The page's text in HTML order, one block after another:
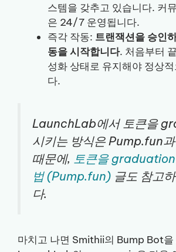
스템을 갖추고 있습니다. 커
은 24/7 운영됩니다.
즉각 작동: 트랜잭션을 승인
동을 시작합니다. 처음부터
성화 상태로 유지해야 정상
다.
LaunchLab에서 토큰을
시키는 방식은 Pump.fun
때문에, 토큰을
법 (Pump.fun) 글도 참고
다.
마치고 나면 Smithii의 Bump Bot을